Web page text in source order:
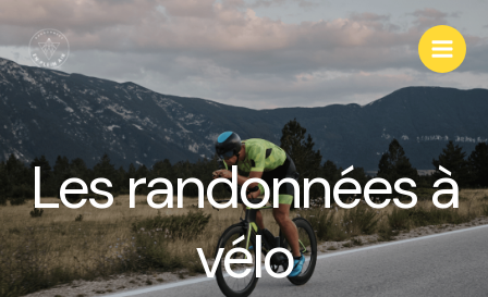
Les randonnées à
vélo